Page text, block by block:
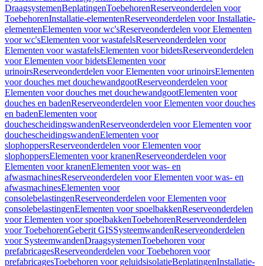
DraagsystemenBeplatingenToebehorenReserveonderdelen voor
ToebehorenInstallatie-elementenReserveonderdelen voor Installatie-
elementenElementen voor wc'sReserveonderdelen voor Elementen
voor wc'sElementen voor wastafelsReserveonderdelen voor
Elementen voor wastafelsElementen voor bidetsReserveonderdelen
voor Elementen voor bidetsElementen voor
urinoirsReserveonderdelen voor Elementen voor urinoirsElementen
voor douches met douchewandgootReserveonderdelen voor
Elementen voor douches met douchewandgootElementen voor
douches en badenReserveonderdelen voor Elementen voor douches
en badenElementen voor
douchescheidingswandenReserveonderdelen voor Elementen voor
douchescheidingswandenElementen voor
slophoppersReserveonderdelen voor Elementen voor
slophoppersElementen voor kranenReserveonderdelen voor
Elementen voor kranenElementen voor was- en
afwasmachinesReserveonderdelen voor Elementen voor was- en
afwasmachinesElementen voor
consolebelastingenReserveonderdelen voor Elementen voor
consolebelastingenElementen voor spoelbakkenReserveonderdelen
voor Elementen voor spoelbakkenToebehorenReserveonderdelen
voor ToebehorenGeberit GISSysteemwandenReserveonderdelen
voor SysteemwandenDraagsystemenToebehoren voor
prefabricagesReserveonderdelen voor Toebehoren voor
prefabricagesToebehoren voor geluidsisolatieBeplatingenInstallatie-